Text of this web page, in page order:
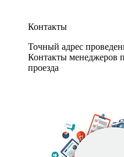
Контакты
Точный адрес
Контакты менеджеров
проезда